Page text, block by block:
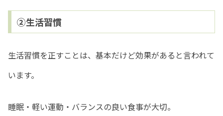
②生活習慣
生活習慣を正すことは、基本だけど効果があると言われて
います。
睡眠・軽い運動・バランスの良い食事が大切。